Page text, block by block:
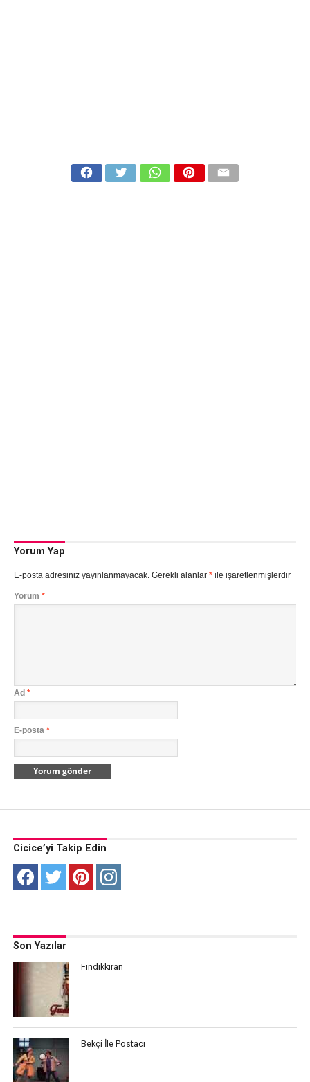
Yorum Yap
E-posta adresiniz yayınlanmayacak. Gerekli alanlar *ile işaretlenmişlerdir
Yorum *
Ad *
E-posta *
Cicice’yi Takip Edin
Son Yazılar
Fındıkkıran
Bekçi İle Postacı